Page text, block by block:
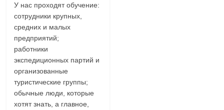
У нас проходят обучение:
сотрудники крупных,
средних и малых
предприятий;
работники
экспедиционных партий и
организованные
туристические группы;
обычные люди, которые
хотят знать, а главное,